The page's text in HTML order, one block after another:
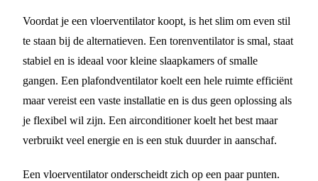
Voordat je een vloerventilator koopt, is het slim om even stil
te staan bij de alternatieven. Een torenventilator is smal, staat
stabiel en is ideaal voor kleine slaapkamers of smalle
gangen. Een plafondventilator koelt een hele ruimte efficiënt
maar vereist een vaste installatie en is dus geen oplossing als
je flexibel wil zijn. Een airconditioner koelt het best maar
verbruikt veel energie en is een stuk duurder in aanschaf.
Een vloerventilator onderscheidt zich op een paar punten.